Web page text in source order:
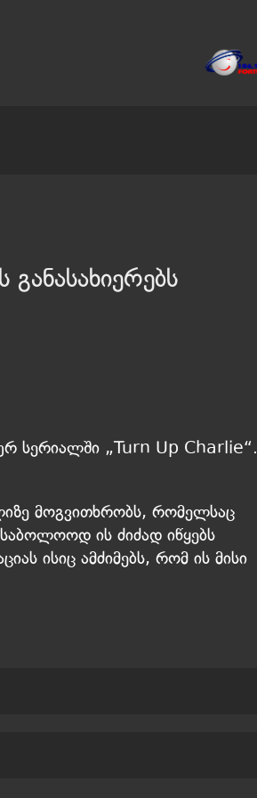
სერიალში „Turn Up Charlie“.
მოგვითხრობს, რომელსაც
ის ძიძად იწყებს
ისიც ამძიმებს, რომ ის მისი